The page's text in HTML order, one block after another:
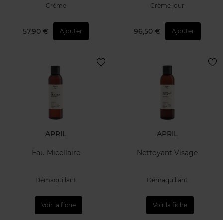
Créme
57,90 € Ajouter
Crème jour
96,50 € Ajouter
APRIL
Eau Micellaire
Démaquillant
Voir la fiche
APRIL
Nettoyant Visage
Démaquillant
Voir la fiche